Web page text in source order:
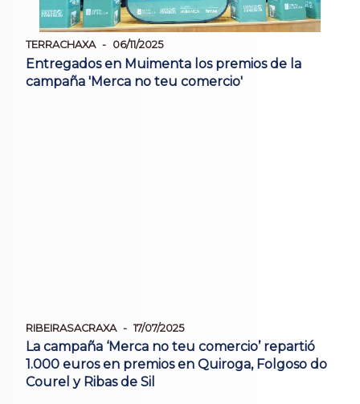
TERRACHAXA 06/11/2025
Entregados en Muimenta los premios de la
campaña 'Merca no teu comercio'
RIBEIRASACRAXA 17/07/2025
La campaña ‘Merca no teu comercio’ repartió
1.000 euros en premios en Quiroga, Folgoso do
Courel y Ribas de Sil